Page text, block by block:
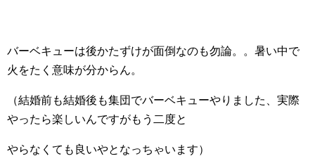
バーベキューは後かたずけが面倒なのも勿論。。暑い中で
火をたく意味が分からん。
（結婚前も結婚後も集団でバーベキューやりました、実際
やったら楽しいんですがもう二度と
やらなくても良いやとなっちゃいます）